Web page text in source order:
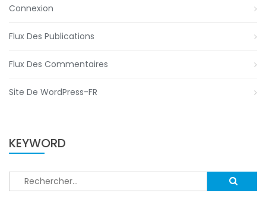
Connexion
Flux Des Publications
Flux Des Commentaires
Site De WordPress-FR
KEYWORD
Rechercher :